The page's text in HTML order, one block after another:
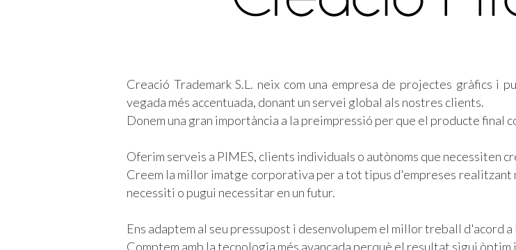
Creació Trademark S.L. neix com una empresa de projectes gràfics i
vegada més accentuada, donant un servei global als nostres clients.
Donem una gran importància a la preimpressió per que el producte final
Oferim serveis a PIMES, clients individuals o autònoms que necessiten
Creem la millor imatge corporativa per a tot tipus d'empreses realitzant
necessiti o pugui necessitar en un futur.
Ens adaptem al seu pressupost i desenvolupem el millor treball d'acord
Comptem amb la tecnologia més avançada perquè el resultat sigui